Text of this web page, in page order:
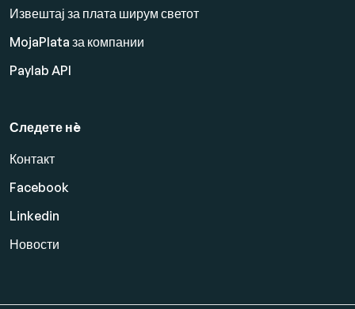
Извештај за плата ширум светот
MojaPlata за компании
Paylab API
Следете нè
Контакт
Facebook
Linkedin
Новости